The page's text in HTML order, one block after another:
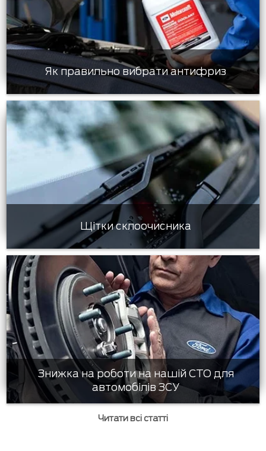
Як правильно вибрати антифриз
Щітки склоочисника
Знижка на роботи на нашій СТО для
автомобілів ЗСУ
Читати всі статті